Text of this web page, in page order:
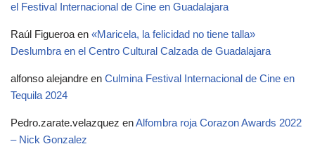
el Festival Internacional de Cine en Guadalajara
Raúl Figueroa en «Maricela, la felicidad no tiene talla»
Deslumbra en el Centro Cultural Calzada de Guadalajara
alfonso alejandre en Culmina Festival Internacional de Cine en
Tequila 2024
Pedro.zarate.velazquez enAlfombra roja Corazon Awards 2022
– Nick Gonzalez